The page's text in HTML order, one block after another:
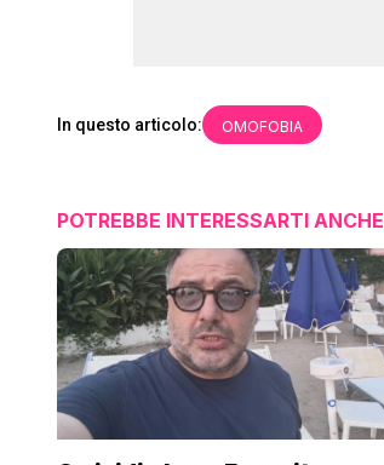
In questo articolo: OMOFOBIA
POTREBBE INTERESSARTI ANCHE